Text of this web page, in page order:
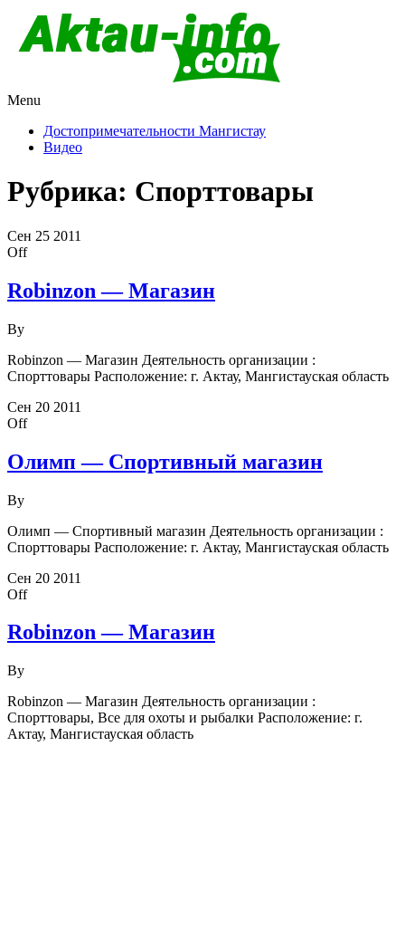
Казахстан
Menu
Достопримечательности Мангистау
Видео
Рубрика: Спорттовары
Сен 25 2011
Off
Robinzon — Магазин
By
Robinzon — Магазин Деятельность организации :
Спорттовары Расположение: г. Актау, Мангистауская область
Сен 20 2011
Off
Олимп — Спортивный магазин
By
Олимп — Спортивный магазин Деятельность организации :
Спорттовары Расположение: г. Актау, Мангистауская область
Сен 20 2011
Off
Robinzon — Магазин
By
Robinzon — Магазин Деятельность организации :
Спорттовары, Все для охоты и рыбалки Расположение: г.
Актау, Мангистауская область